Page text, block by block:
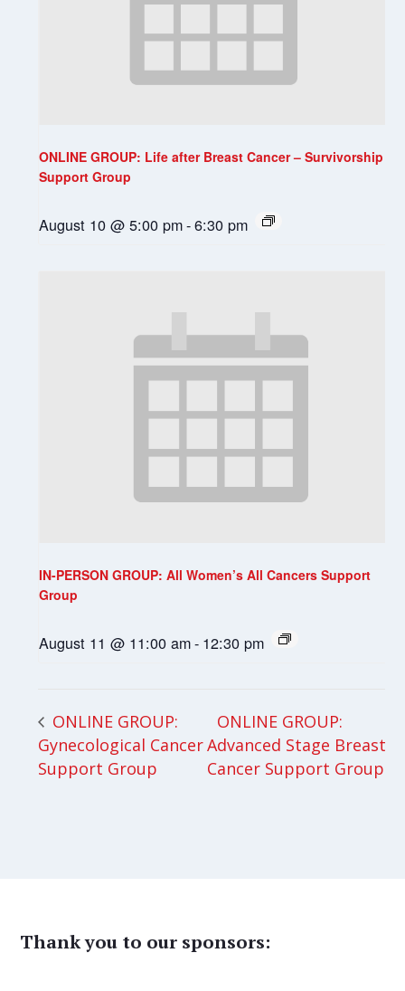
ONLINE GROUP: Life after Breast Cancer – Survivorship
Support Group
August 10 @ 5:00 pm-6:30 pm
IN-PERSON GROUP: All Women’s All Cancers Support
Group
August 11 @ 11:00 am- 12:30 pm
ONLINE GROUP:
Gynecological Cancer
Support Group
ONLINE GROUP:
Advanced Stage Breast
Cancer Support Group
Thank you to our sponsors: